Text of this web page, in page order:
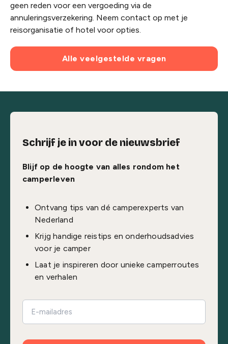
geen reden voor een vergoeding via de
annuleringsverzekering. Neem contact op met je
reisorganisatie of hotel voor opties.
Alle veelgestelde vragen
Schrijf je in voor de nieuwsbrief
Blijf op de hoogte van alles rondom het
camperleven
Ontvang tips van dé camperexperts van
Nederland
Krijg handige reistips en onderhoudsadvies
voor je camper
Laat je inspireren door unieke camperroutes
en verhalen